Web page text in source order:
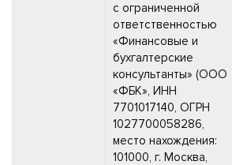
с ограниченной
ответственностью
«Финансовые и
бухгалтерские
консультанты» (ООО
«ФБК», ИНН
7701017140, ОГРН
1027700058286,
место нахождения:
101000, г. Москва,